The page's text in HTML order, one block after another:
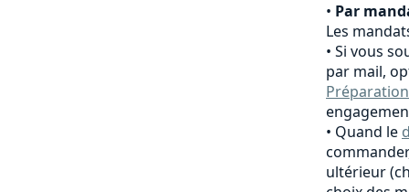
• Par
Les
Si vous
par mail,
Quand le
ultérieur